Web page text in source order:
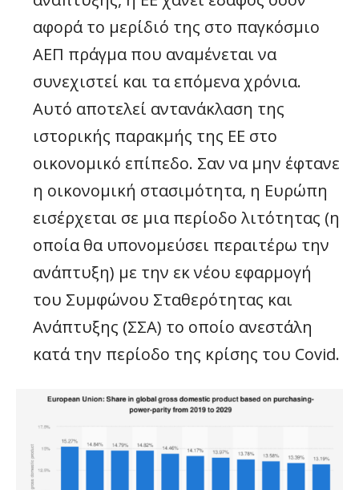
αφορά το μερίδιό της στο παγκόσμιο
ΑΕΠ πράγμα που αναμένεται να
συνεχιστεί και τα επόμενα χρόνια.
Αυτό αποτελεί αντανάκλαση της
ιστορικής παρακμής της ΕΕ στο
οικονομικό επίπεδο. Σαν να μην έφτανε
η οικονομική στασιμότητα, η Ευρώπη
εισέρχεται σε μια περίοδο λιτότητας (η
οποία θα υπονομεύσει περαιτέρω την
ανάπτυξη) με την εκ νέου εφαρμογή
του Συμφώνου Σταθερότητας και
Ανάπτυξης (ΣΣΑ) το οποίο ανεστάλη
κατά την περίοδο της κρίσης του Covid.